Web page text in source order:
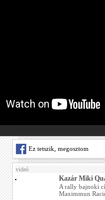
Ez tetszik, megosztom
videó
Kazár Miki
A rally bajnoki
Maximmun